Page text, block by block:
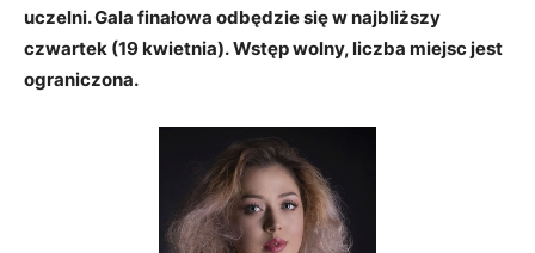
uczelni. Gala finałowa odbędzie się w najbliższy
czwartek (19 kwietnia).Wstęp wolny, liczba miejsc jest
ograniczona.